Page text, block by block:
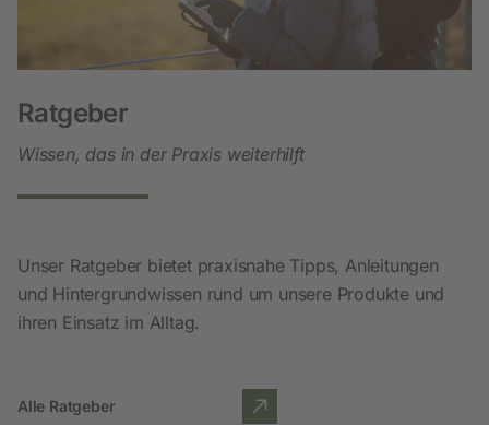
Ratgeber
Wissen, das in der Praxis weiterhilft
Unser Ratgeber bietet praxisnahe Tipps, Anleitungen
und Hintergrundwissen rund um unsere Produkte und
ihren Einsatz im Alltag.
Alle Ratgeber